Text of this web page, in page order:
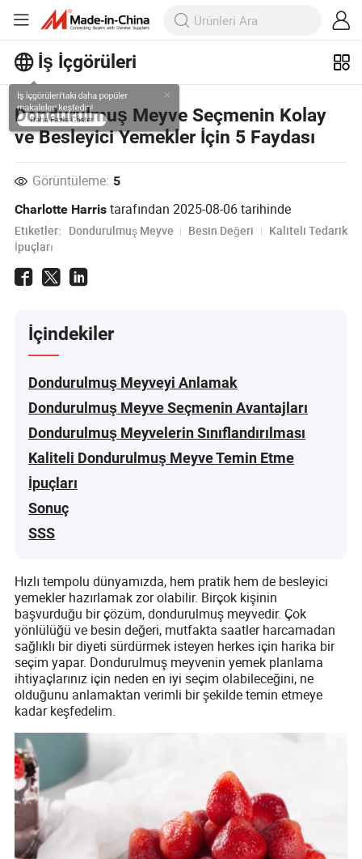
İş İçgörüleri
İş İçgörüleri'taki daha popüler
makaleleri keşfedin!
Daha Fazla Göster
Dondurulmuş Meyve Seçmenin Kolay
ve Besleyici Yemekler İçin 5 Faydası
Görüntüleme: 5
Charlotte Harris tarafından2025-08-06tarihinde
Etiketler: Dondurulmuş Meyve Besin Değeri
Kaliteli Tedarik
İpuçları
İçindekiler
Dondurulmuş Meyveyi Anlamak
Dondurulmuş Meyve Seçmenin Avantajları
Dondurulmuş Meyvelerin Sınıflandırılması
Kaliteli Dondurulmuş Meyve Temin Etme
İpuçları
Sonuç
SSS
Hızlı tempolu dünyamızda, hem pratik hem de besleyici
yemekler hazırlamak zor olabilir. Birçok kişinin
başvurduğu bir çözüm, dondurulmuş meyvedir. Çok
yönlülüğü ve besin değeri, mutfakta saatler harcamadan
sağlıklı bir diyeti sürdürmek isteyen herkes için harika bir
seçim yapar. Dondurulmuş meyvenin yemek planlama
ihtiyaçlarınız için neden en iyi seçim olabileceğini, ne
olduğunu anlamaktan verimli bir şekilde temin etmeye
kadar keşfedelim.